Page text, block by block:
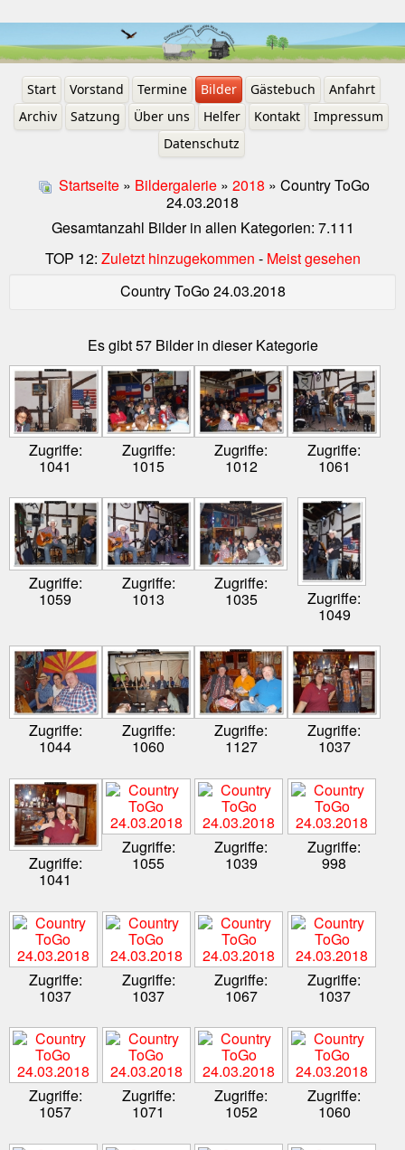
Start Vorstand Termine Bilder Gästebuch
Anfahrt
Archiv
Satzung Über uns Helfer Kontakt
Impressum
Datenschutz
Startseite » Bildergalerie » 2018 » Country ToGo
24.03.2018
Gesamtanzahl Bilder in allen Kategorien: 7.111
TOP 12: Zuletzt hinzugekommen - Meist gesehen
Country ToGo 24.03.2018
Es gibt 57 Bilder in dieser Kategorie
Zugriffe:
1041
Zugriffe:
1015
Zugriffe:
1012
Zugriffe:
1061
Zugriffe:
1059
Zugriffe:
1013
Zugriffe:
1035 Zugriffe:
1049
Zugriffe:
1044
Zugriffe:
1060
Zugriffe:
1127
Zugriffe:
1037
Zugriffe:
1041
Zugriffe:
1055
Zugriffe:
1039
Zugriffe:
998
Zugriffe:
1037
Zugriffe:
1037
Zugriffe:
1067
Zugriffe:
1037
Zugriffe:
1057
Zugriffe:
1071
Zugriffe:
1052
Zugriffe:
1060